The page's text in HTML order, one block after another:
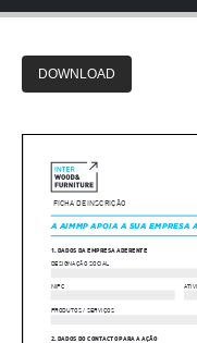
DOWNLOAD